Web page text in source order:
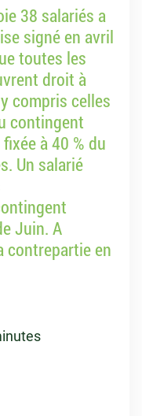
38 salariés a
signé en avril
toutes les
droit à
compris celles
contingent
à 40 % du
Un salarié
Juin. A
contrepartie en